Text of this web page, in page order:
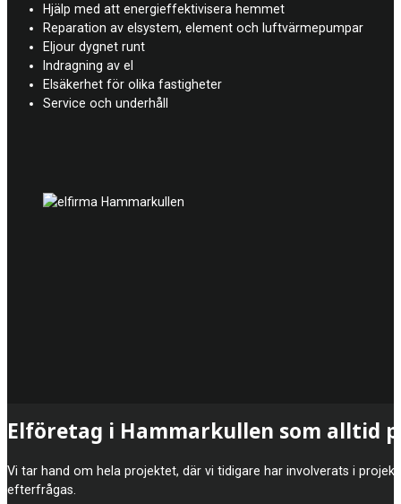
Hjälp med att energieffektivisera hemmet
Reparation av elsystem, element och luftvärmepumpar
Eljour dygnet runt
Indragning av el
Elsäkerhet för olika fastigheter
Service och underhåll
Elföretag i Hammarkullen som alltid
Vi tar hand om hela projektet, där vi tidigare har involverats i
efterfrågas.